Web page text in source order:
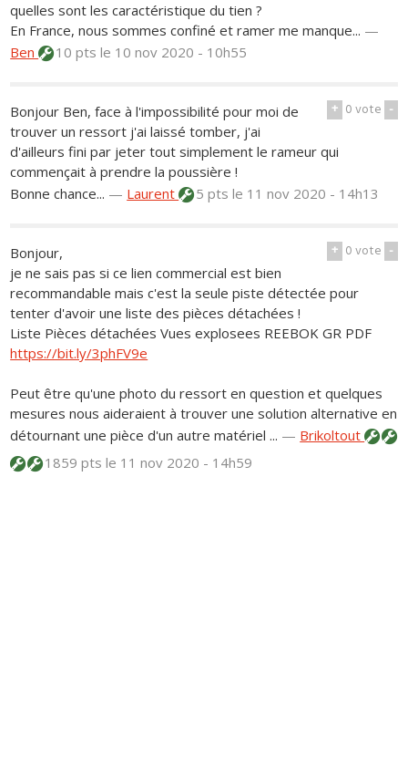
quelles sont les caractéristique du tien ?
En France, nous sommes confiné et ramer me manque... —
Ben
10 ptsle 10 nov 2020 - 10h55
+ 0vote -
Bonjour Ben, face à l'impossibilité pour moi de
trouver un ressort j'ai laissé tomber, j'ai
d'ailleurs fini par jeter tout simplement le rameur qui
commençait à prendre la poussière !
Bonne chance... — Laurent 5 ptsle 11 nov 2020 - 14h13
+ 0vote -
Bonjour,
je ne sais pas si ce lien commercial est bien
recommandable mais c'est la seule piste détectée pour
tenter d'avoir une liste des pièces détachées !
Liste Pièces détachées Vues explosees REEBOK GR PDF
https://bit.ly/3phFV9e
Peut être qu'une photo du ressort en question et quelques
mesures nous aideraient à trouver une solution alternative en
détournant une pièce d'un autre matériel ... — Brikoltout
1859 ptsle 11 nov 2020 - 14h59